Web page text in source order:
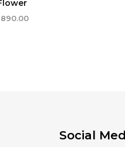
890.00
Social